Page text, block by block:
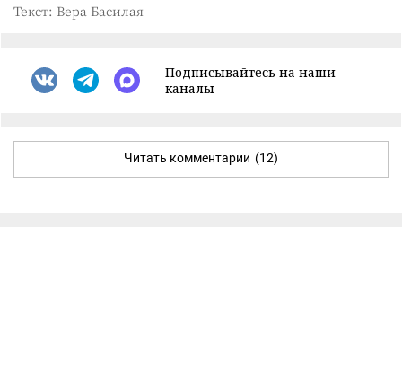
Текст: Вера Басилая
Подписывайтесь на наши
каналы
Читать комментарии (12)